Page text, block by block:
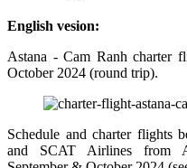
English vesion:
Astana - Cam Ranh charter
October 2024 (round trip).
Schedule and charter flights
and SCAT Airlines from